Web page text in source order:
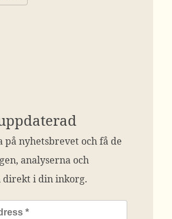
på nyhetsbrevet och få de
analyserna och
direkt i din inkorg.